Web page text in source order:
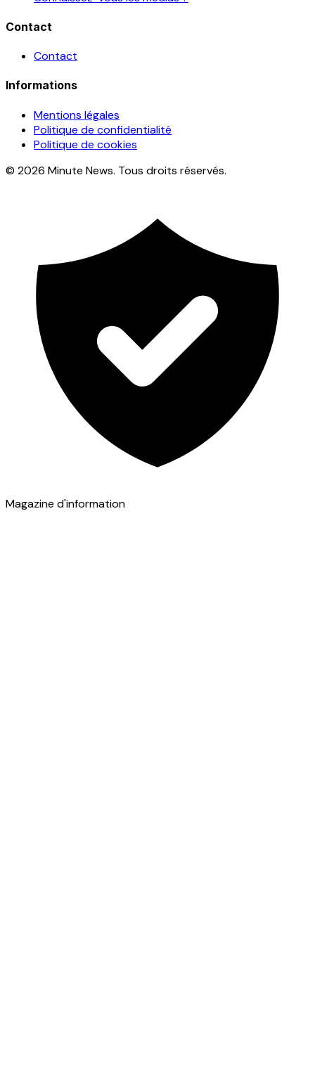
Contact
Contact
Informations
Mentions légales
Politique de confidentialité
Politique de cookies
© 2026 Minute News. Tous droits réservés.
Magazine d'information